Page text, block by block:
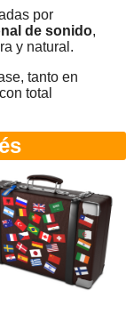
por
de sonido,
y natural.
tanto en
total